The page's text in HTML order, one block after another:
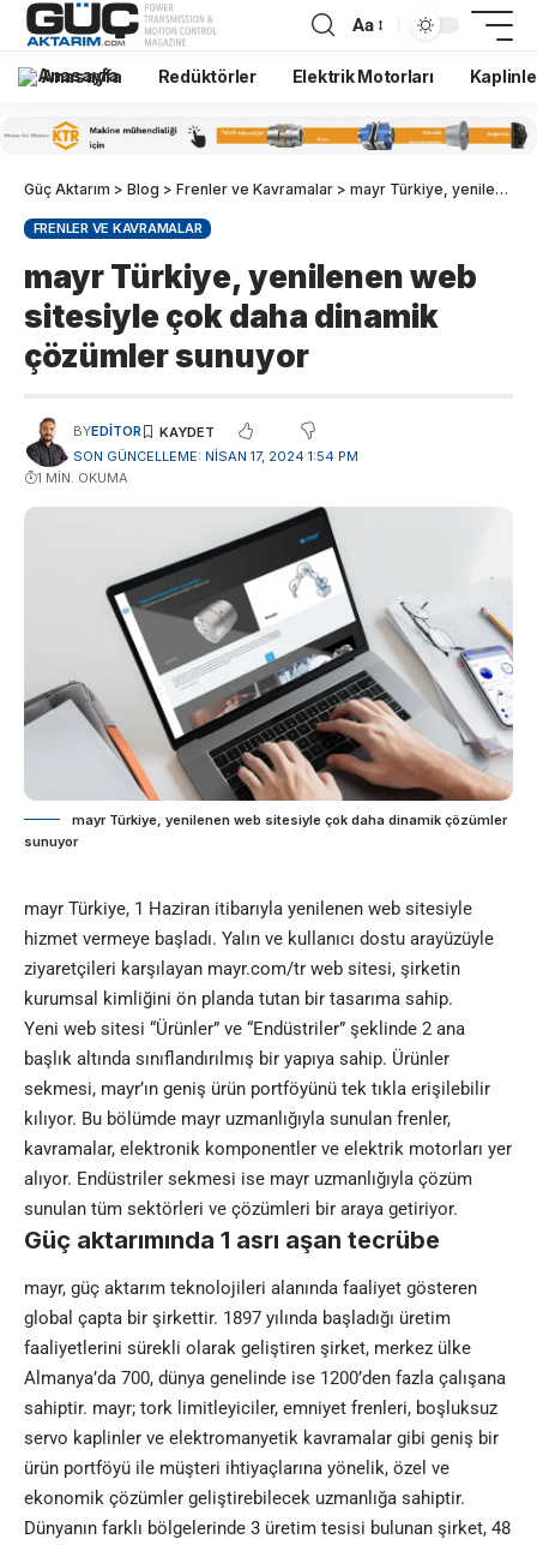
Aa
Anasayfa Redüktörler Elektrik Motorları
Güç Aktarım > Blog > Frenler ve Kavramalar > mayr Türkiye, yenilenen web sitesiyle çok daha dinamik çözümler sunuyor
FRENLER VE KAVRAMALAR
mayr Türkiye, yenilenen web
sitesiyle çok daha dinamik
çözümler sunuyor
SON GÜNCELLEME: NISAN 17, 2024 1:54 PM
BYEDITOR
1 MIN. OKUMA
mayr Türkiye, yenilenen web sitesiyle çok daha dinamik çözümler
sunuyor
mayr Türkiye, 1 Haziran itibarıyla yenilenen web sitesiyle
hizmet vermeye başladı. Yalın ve kullanıcı dostu arayüzüyle
ziyaretçileri karşılayan mayr.com/tr web sitesi, şirketin
kurumsal kimliğini ön planda tutan bir tasarıma sahip.
Yeni web sitesi “Ürünler” ve “Endüstriler” şeklinde 2 ana
başlık altında sınıflandırılmış bir yapıya sahip. Ürünler
sekmesi, mayr’ın geniş ürün portföyünü tek tıkla erişilebilir
kılıyor. Bu bölümde mayr uzmanlığıyla sunulan frenler,
kavramalar, elektronik komponentler ve elektrik motorları yer
alıyor. Endüstriler sekmesi ise mayr uzmanlığıyla çözüm
sunulan tüm sektörleri ve çözümleri bir araya getiriyor.
Güç aktarımında 1 asrı aşan tecrübe
mayr, güç aktarım teknolojileri alanında faaliyet gösteren
global çapta bir şirkettir. 1897 yılında başladığı üretim
faaliyetlerini sürekli olarak geliştiren şirket, merkez ülke
Almanya’da 700, dünya genelinde ise 1200’den fazla çalışana
sahiptir. mayr; tork limitleyiciler, emniyet frenleri, boşluksuz
servo kaplinler ve elektromanyetik kavramalar gibi geniş bir
ürün portföyü ile müşteri ihtiyaçlarına yönelik, özel ve
ekonomik çözümler geliştirebilecek uzmanlığa sahiptir.
Dünyanın farklı bölgelerinde 3 üretim tesisi bulunan şirket, 48